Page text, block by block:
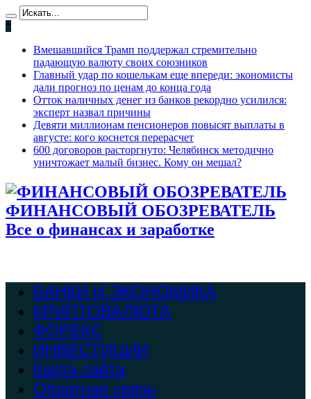
*
Вмешавшийся Трамп поддержал стремительно
падающую валюту своих союзников
Главный удар по кошелькам еще впереди: экономисты
дали прогноз по ценам до конца года
Отток наличных денег из банков рекордно усилился:
эксперт назвал причины
Девяти миллионам пенсионеров повысят выплаты в
августе: кого коснется перерасчет
600 договоров расторгнуто: Челябинск методично
уничтожает малый бизнес. Кому он мешал?
ФИНАНСОВЫЙ ОБОЗРЕВАТЕЛЬ
Все о финансах и заработке
БАНКИ И ЭКОНОМИКА
КРИПТОВАЛЮТА
ФОРЕКС
ИНВЕСТИЦИИ
Карта сайта
Обратная связь